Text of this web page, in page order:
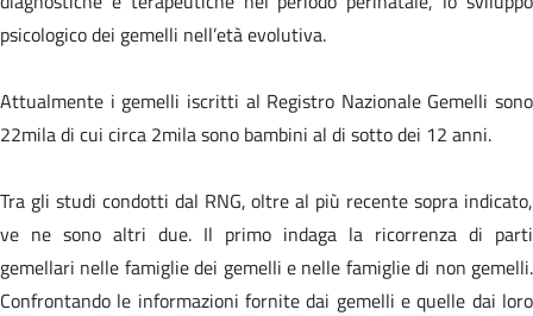
psicologico dei gemelli nell’età evolutiva.
Attualmente i gemelli iscritti al Registro Nazionale Gemelli sono
22mila di cui circa 2mila sono bambini al di sotto dei 12 anni.
Tra gli studi condotti dal RNG, oltre al più recente sopra indicato,
ve ne sono altri due. Il primo indaga la ricorrenza di parti
gemellari nelle famiglie dei gemelli e nelle famiglie di non gemelli.
Confrontando le informazioni fornite dai gemelli e quelle dai loro